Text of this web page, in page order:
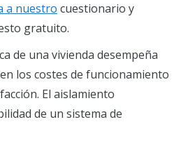
a nuestro cuestionario y
gratuito.
de una vivienda desempeña
los costes de funcionamiento
El aislamiento
de un sistema de